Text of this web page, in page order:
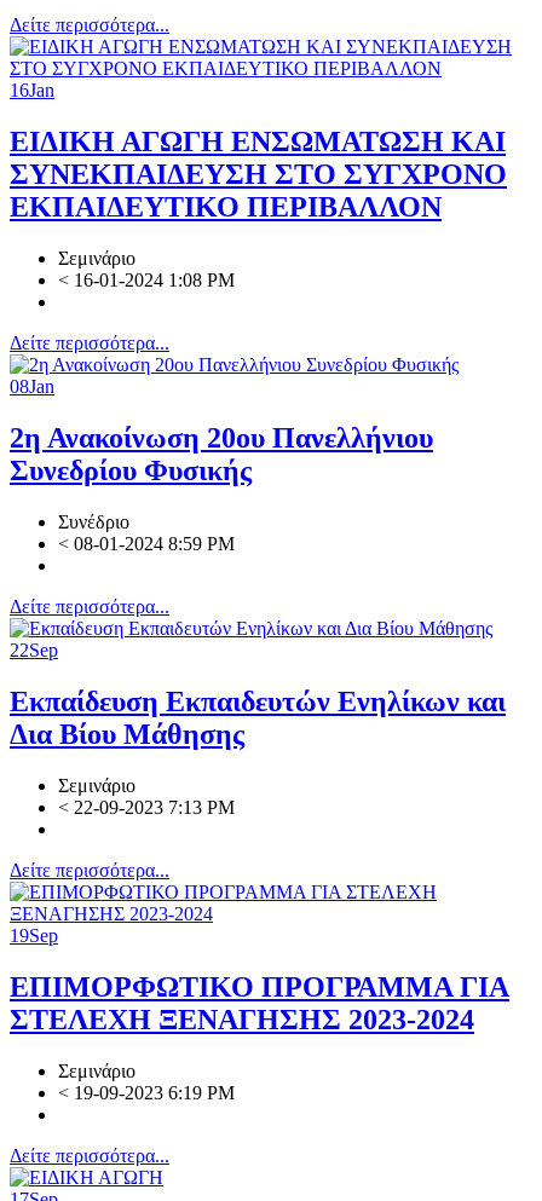
Δείτε περισσότερα...
16Jan
ΕΙΔΙΚΗ ΑΓΩΓΗ ΕΝΣΩΜΑΤΩΣΗ ΚΑΙ
ΣΥΝΕΚΠΑΙΔΕΥΣΗ ΣΤΟ ΣΥΓΧΡΟΝΟ
ΕΚΠΑΙΔΕΥΤΙΚΟ ΠΕΡΙΒΑΛΛΟΝ
Σεμινάριο
< 16-01-2024 1:08 PM
Δείτε περισσότερα...
08Jan
2η Ανακοίνωση 20ου Πανελλήνιου
Συνεδρίου Φυσικής
Συνέδριο
< 08-01-2024 8:59 PM
Δείτε περισσότερα...
22Sep
Εκπαίδευση Εκπαιδευτών Ενηλίκων και
Δια Βίου Μάθησης
Σεμινάριο
< 22-09-2023 7:13 PM
Δείτε περισσότερα...
19Sep
EΠΙΜΟΡΦΩΤΙΚΟ ΠΡΟΓΡΑΜΜΑ ΓΙΑ
ΣΤΕΛΕΧΗ ΞΕΝΑΓΗΣΗΣ 2023-2024
Σεμινάριο
< 19-09-2023 6:19 PM
Δείτε περισσότερα...